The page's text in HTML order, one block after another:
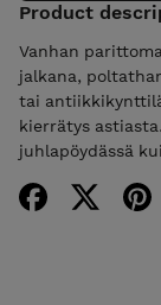
Product
Vanhan
jalkana,
tai
kierrätys
juhlapöydässä